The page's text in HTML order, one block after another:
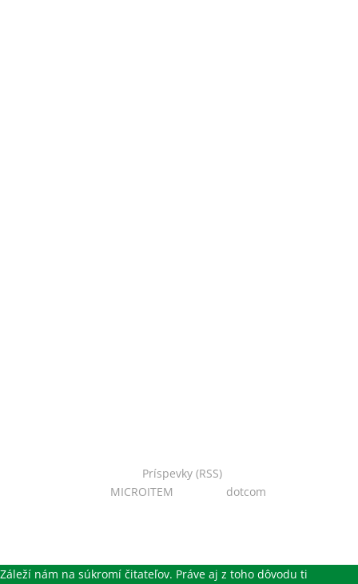
Príspevky (RSS)
MICROITEM dotcom
Záleží nám na súkromí čitateľov. Práve aj z toho dôvodu ti